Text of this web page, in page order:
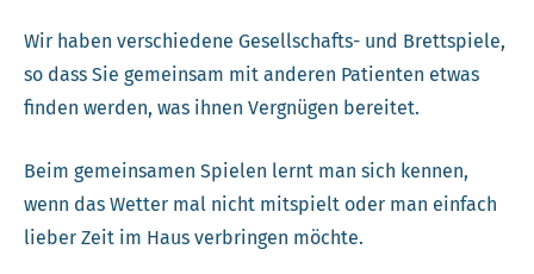
Wir haben verschiedene Gesellschafts- und Brettspiele,
so dass Sie gemeinsam mit anderen Patienten etwas
finden werden, was ihnen Vergnügen bereitet.
Beim gemeinsamen Spielen lernt man sich kennen,
wenn das Wetter mal nicht mitspielt oder man einfach
lieber Zeit im Haus verbringen möchte.